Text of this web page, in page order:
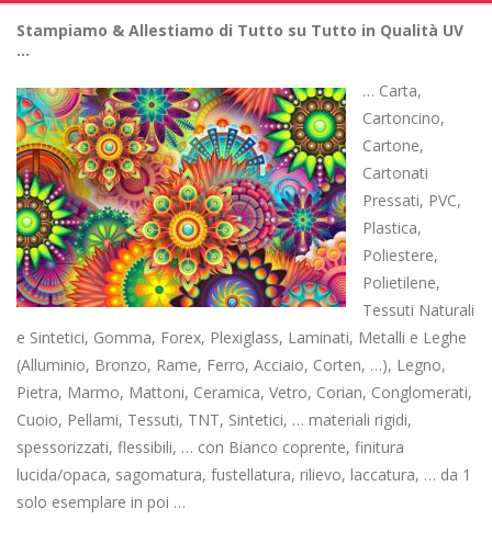
Stampiamo & Allestiamo di Tutto su Tutto in Qualità UV
…
… Carta,
Cartoncino,
Cartone,
Cartonati
Pressati, PVC,
Plastica,
Poliestere,
Polietilene,
Tessuti Naturali
e Sintetici, Gomma, Forex, Plexiglass, Laminati, Metalli e Leghe
(Alluminio, Bronzo, Rame, Ferro, Acciaio, Corten, …), Legno,
Pietra, Marmo, Mattoni, Ceramica, Vetro, Corian, Conglomerati,
Cuoio, Pellami, Tessuti, TNT, Sintetici, … materiali rigidi,
spessorizzati, flessibili, … con Bianco coprente, finitura
lucida/opaca, sagomatura, fustellatura, rilievo, laccatura, … da 1
solo esemplare in poi …